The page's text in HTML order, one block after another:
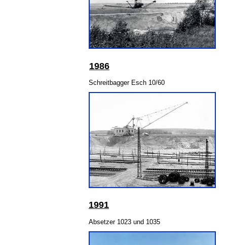
1986
Schreitbagger Esch 10/60
1991
Absetzer 1023 und 1035